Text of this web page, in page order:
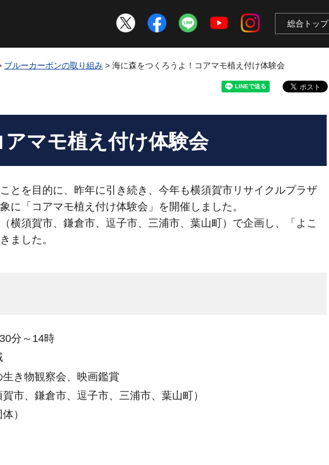
総合 トップ
ブルーカーボンの取り組み > 海に森をつくろうよ！コアマモ植え付け体験会
マモ植え付け体験会
とを目的に、昨年に引き続き、今年も横須賀市リサイクルプラザ
に「コアマモ植え付け体験会」を開催しました。
横須賀市、鎌倉市、逗子市、三浦市、葉山町）で企画し、「よこ
ました。
分～14時
き物観察会、映画鑑賞
市、鎌倉市、逗子市、三浦市、葉山町）
）